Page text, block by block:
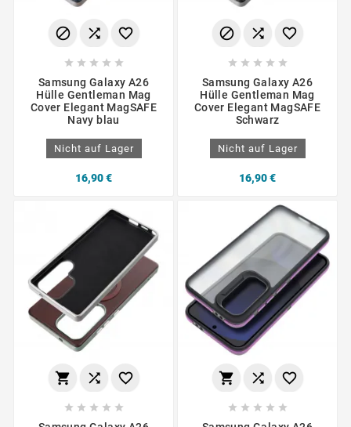
  
    
Samsung Galaxy A26
Hülle Gentleman Mag
Cover Elegant MagSAFE
Navy blau
Nicht auf Lager
16,90 €
  
    
Samsung Galaxy A26
Hülle Gentleman Mag
Cover Elegant MagSAFE
Schwarz
Nicht auf Lager
16,90 €
  
    
  
    